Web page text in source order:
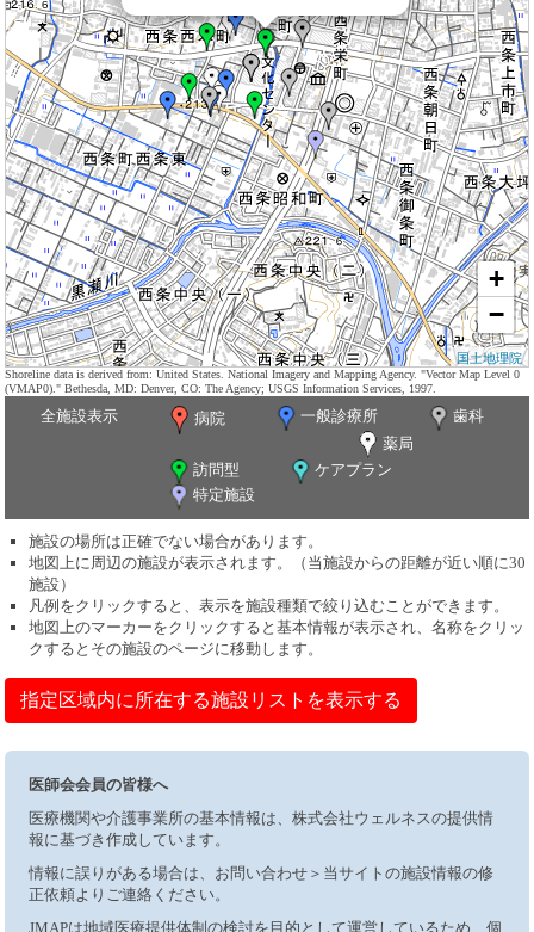
+
−
国土地理院
Shoreline data is derived from: United States. National Imagery and Mapping Agency. "Vector Map Level 0
(VMAP0)." Bethesda, MD: Denver, CO: The Agency; USGS Information Services, 1997.
全施設表示 病院 一般診療所
歯科
薬局
訪問型
ケアプラン
特定施設
施設の場所は正確でない場合があります。
地図上に周辺の施設が表示されます。（当施設からの距離が近い順に30
施設）
凡例をクリックすると、表示を施設種類で絞り込むことができます。
地図上のマーカーをクリックすると基本情報が表示され、名称をクリッ
クするとその施設のページに移動します。
指定区域内に所在する施設リストを表示する
医師会会員の皆様へ
医療機関や介護事業所の基本情報は、株式会社ウェルネスの提供情
報に基づき作成しています。
情報に誤りがある場合は、お問い合わせ＞当サイトの施設情報の修
正依頼よりご連絡ください。
JMAPは地域医療提供体制の検討を目的として運営しているため、個